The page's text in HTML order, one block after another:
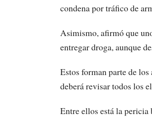
condena por tráfico de
Asimismo, afirmó que
entregar droga, aunque
Estos forman parte de
deberá revisar todos los
Entre ellos está la pericia